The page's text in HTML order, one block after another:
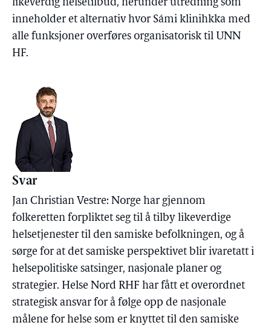
likeverdig helsetilbud, herunder utredning som
inneholder et alternativ hvor Sámi klinihkka med
alle funksjoner overføres organisatorisk til UNN
HF.
Svar
Jan Christian Vestre: Norge har gjennom
folkeretten forpliktet seg til å tilby likeverdige
helsetjenester til den samiske befolkningen, og å
sørge for at det samiske perspektivet blir ivaretatt i
helsepolitiske satsinger, nasjonale planer og
strategier. Helse Nord RHF har fått et overordnet
strategisk ansvar for å følge opp de nasjonale
målene for helse som er knyttet til den samiske